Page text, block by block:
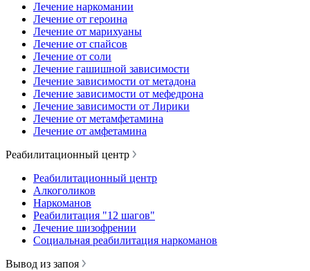
Лечение наркомании
Лечение от героина
Лечение от марихуаны
Лечение от спайсов
Лечение от соли
Лечение гашишной зависимости
Лечение зависимости от метадона
Лечение зависимости от мефедрона
Лечение зависимости от Лирики
Лечение от метамфетамина
Лечение от амфетамина
Реабилитационный центр
Реабилитационный центр
Алкоголиков
Наркоманов
Реабилитация "12 шагов"
Лечение шизофрении
Социальная реабилитация наркоманов
Вывод из запоя